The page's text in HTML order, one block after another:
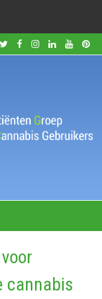
cannabis